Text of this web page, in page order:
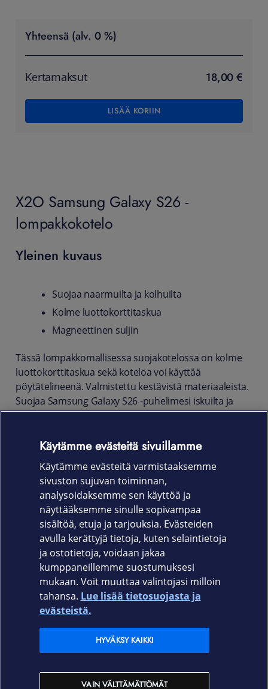
Yhteensä (alv. 0 %)
Kertamaksut 18,00 €
LISÄÄ KORIIN
X2O Samsung Galaxy S26 -
lompakkokotelo
Yleinen kuvaus
Suojaa naarmuilta ja kolhuilta
Kolme luottokorttitaskua
Magneettinen suljin
Tässä lompakkomallisessa suojakotelossa on kolme
luottokorttitaskua sekä koteloa voi käyttää
pöytätelineenä. Valmistettu kestävistä materiaaleista.
Suojaa Samsung Galaxy S26 -puhelimesi iskuilta ja
naarmuilta päivittäisessä käytössä. Tyylikäs ja
istuvuus takaa pääsyn laitteen kytkimiin sekä liittimiin.
Tuotekoodi
10098 Musta
10099 Purppura
Elisa.fi
Elisan myymälät
Käytämme evästeitä sivuillamme
Käytämme evästeitä varmistaaksemme
sivuston sujuvan toiminnan,
analysoidaksemme sen käyttöä ja
näyttääksemme sinulle sopivampaa
sisältöä, etuja ja tarjouksia. Evästeiden
avulla kerättyjä tietoja, kuten selaintietoja
ja ostotietoja, voidaan jakaa
kumppaneillemme suostumuksesi
mukaan. Voit muuttaa valintojasi milloin
tahansa. Lue lisää tietosuojasta ja
evästeistä.
VAIN VÄLTTÄMÄTTÖMÄT
HYVÄKSY KAIKKI